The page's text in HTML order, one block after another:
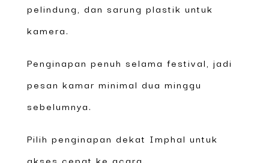
pelindung, dan sarung plastik untuk
kamera.
Penginapan penuh selama festival, jadi
pesan kamar minimal dua minggu
sebelumnya.
Pilih penginapan dekat Imphal untuk
akses cepat ke acara.